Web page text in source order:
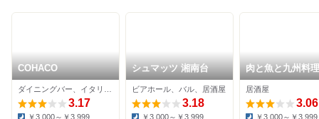
COHACO
3.17
￥3,000～￥3,999
シュマッツ 湘南台
ビアホール、バル、居酒屋
3.18
￥3,000～￥3,999
肉と魚と九州料
るしっと！
居酒屋
3.06
￥3,000～￥3,999